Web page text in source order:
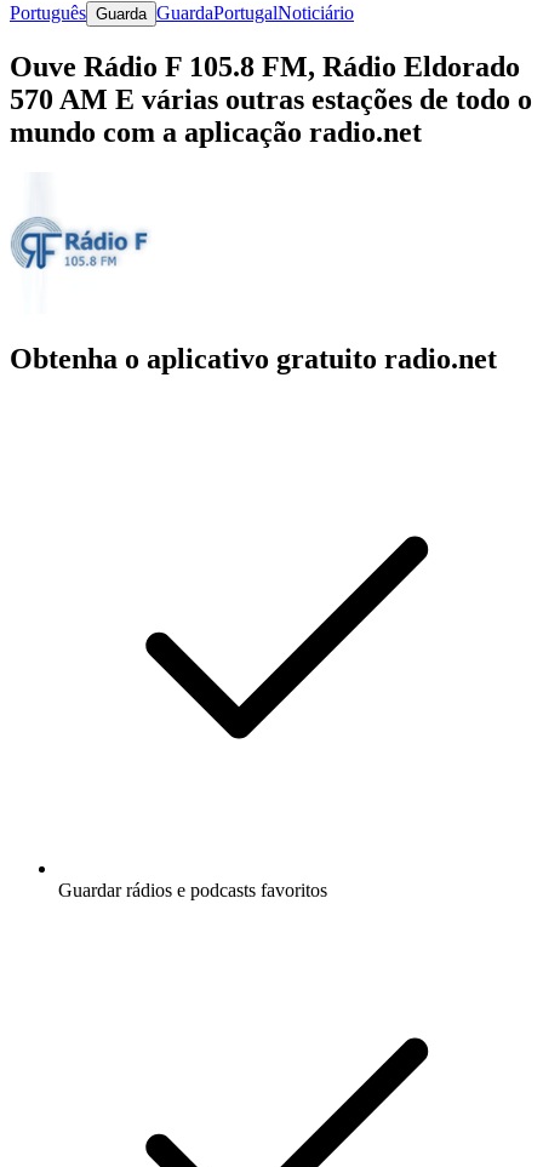
Português Guarda GuardaPortugalNoticiário
Ouve Rádio F 105.8 FM, Rádio Eldorado
570 AM E várias outras estações de todo o
mundo com a aplicação radio.net
Obtenha o aplicativo gratuito radio.net
Guardar rádios e podcasts favoritos